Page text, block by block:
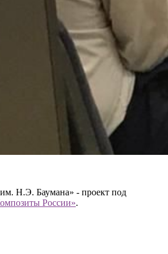
Н.Э. Баумана» - проект под
России».